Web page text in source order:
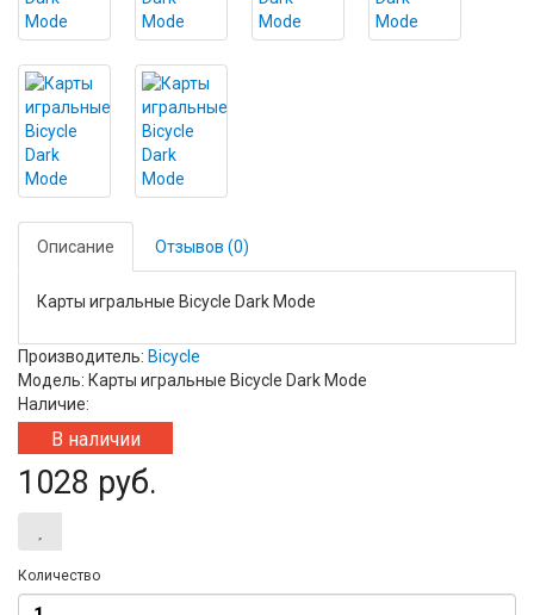
Описание Отзывов (0)
Карты игральные Bicycle Dark Mode
Производитель: Bicycle
Модель: Карты игральные Bicycle Dark Mode
Наличие:
В наличии
1028 руб.
Количество